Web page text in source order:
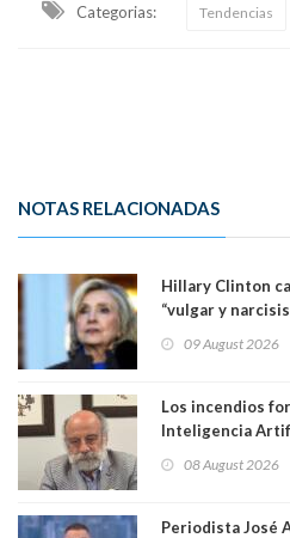
Categorias: Tendencias
NOTAS RELACIONADAS
Hillary Clinton
“vulgar y
casa. Y la está
09 August 2026
Los incendios
Inteligencia
Magister en
08 August 2026
Periodista José